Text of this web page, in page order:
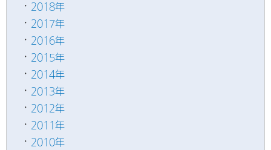
2018年
2017年
2016年
2015年
2014年
2013年
2012年
2011年
2010年